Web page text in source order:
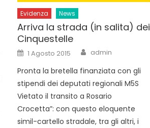
Evidenza News
Arriva la strada (in salita) dei
Cinquestelle
Posted
on
1 Agosto 2015 Author
admin
Pronta la bretella finanziata con gli
stipendi dei deputati regionali M5S
Vietato il transito a Rosario
Crocetta”: con questo eloquente
simil-cartello stradale, tra gli altri, i